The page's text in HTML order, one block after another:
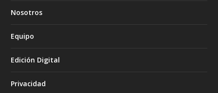
Nosotros
Equipo
Edición Digital
Privacidad